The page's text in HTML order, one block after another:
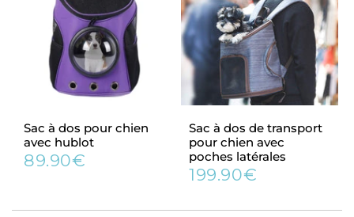
Sac à dos pour chien
avec hublot
Prix
89.90€
Sac à dos de transport
pour chien avec
poches latérales
Prix
199.90€